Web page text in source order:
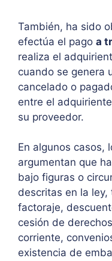
También, ha sido
efectúa el pago a
realiza el
cuando se genera
cancelado o
entre el
su proveedor.
En algunos casos,
argumentan que
bajo figuras o
descritas en la
factoraje,
cesión de
corriente,
existencia de